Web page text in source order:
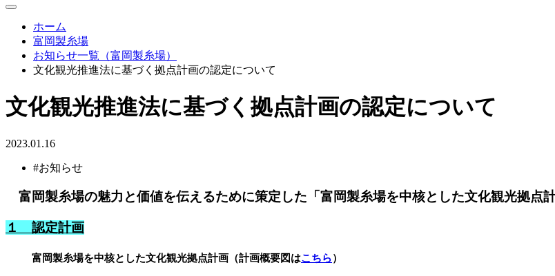
ホーム
富岡製糸場
お知らせ一覧（富岡製糸場）
文化観光推進法に基づく拠点計画の認定について
文化観光推進法に基づく拠点計画の認定について
2023.01.16
#お知らせ
富岡製糸場の魅力と価値を伝えるために策定した「富岡製糸場を中核とした文化観光拠点
１ 認定計画
富岡製糸場を中核とした文化観光拠点計画（計画概要図はこちら）